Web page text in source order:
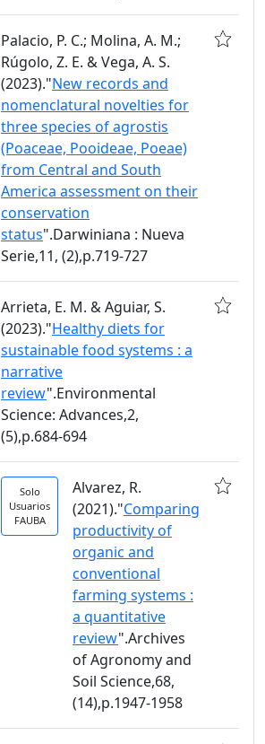
Palacio, P. C.; Molina, A. M.;
Rúgolo, Z. E. & Vega, A. S.
(2023)."New records and
nomenclatural novelties for
three species of agrostis
(Poaceae, Pooideae, Poeae)
from Central and South
America assessment on their
conservation
status".Darwiniana : Nueva
Serie,11, (2),p.719-727
Arrieta, E. M. & Aguiar, S.
(2023)."Healthy diets for
sustainable food systems : a
narrative
review".Environmental
Science: Advances,2,
(5),p.684-694
Solo
Usuarios
FAUBA
Alvarez, R.
(2021)."Comparing
productivity of
organic and
conventional
farming systems :
a quantitative
review".Archives
of Agronomy and
Soil Science,68,
(14),p.1947-1958